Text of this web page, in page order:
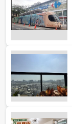
21樓以上
格局
不拘
2房
2房
4房
租金(元)